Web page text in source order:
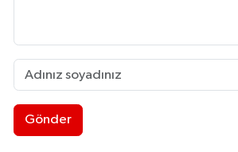
Gönder